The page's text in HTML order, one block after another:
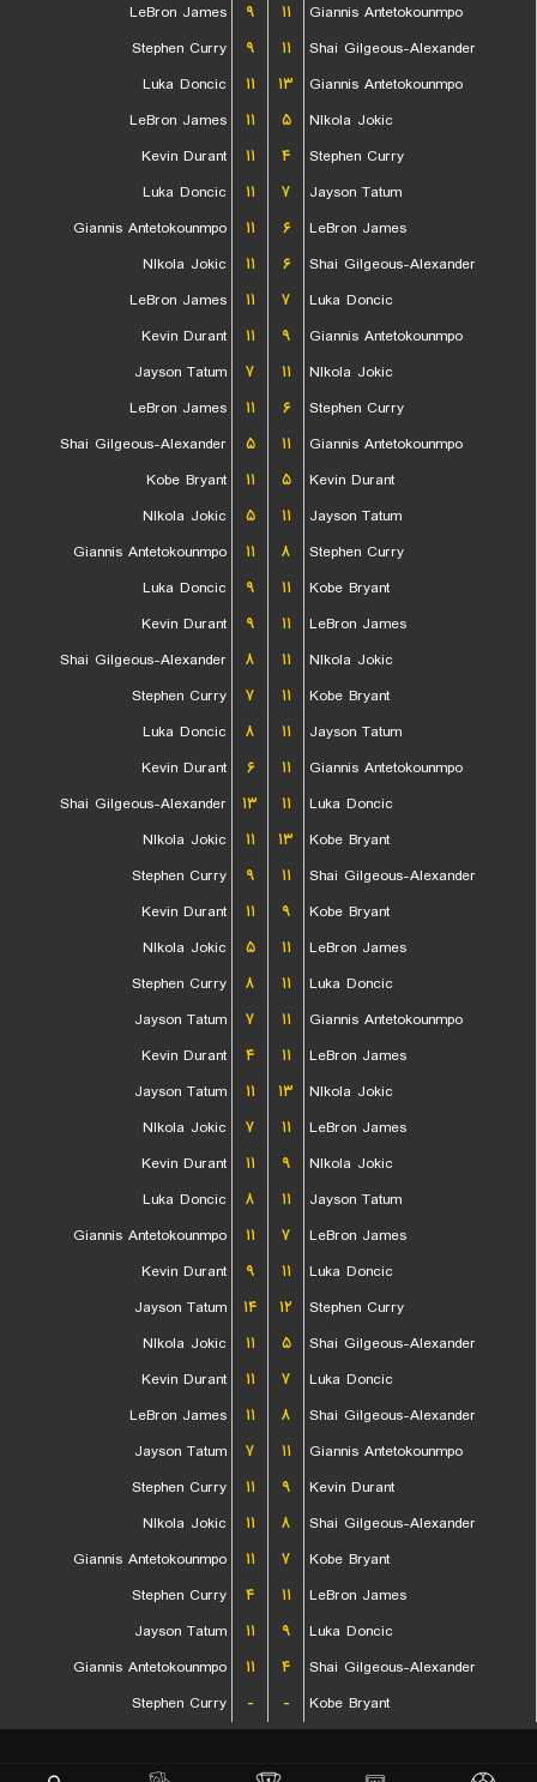
LeBron James
۹ ۱۱
Giannis Antetokounmpo
Stephen Curry
۹ ۱۱
Shai Gilgeous-Alexander
Luka Doncic
۱۱ ۱۳
Giannis Antetokounmpo
LeBron James
۱۱ ۵
NIkola Jokic
Kevin Durant
۱۱ ۴
Stephen Curry
Luka Doncic
۱۱ ۷
Jayson Tatum
Giannis Antetokounmpo
۱۱ ۶
LeBron James
NIkola Jokic
۱۱ ۶
Shai Gilgeous-Alexander
LeBron James
۱۱ ۷
Luka Doncic
Kevin Durant
۱۱ ۹
Giannis Antetokounmpo
Jayson Tatum
۷ ۱۱
NIkola Jokic
LeBron James
۱۱ ۶
Stephen Curry
Shai Gilgeous-Alexander
۵ ۱۱
Giannis Antetokounmpo
Kobe Bryant
۱۱ ۵
Kevin Durant
NIkola Jokic
۵ ۱۱
Jayson Tatum
Giannis Antetokounmpo
۱۱ ۸
Stephen Curry
Luka Doncic
۹ ۱۱
Kobe Bryant
Kevin Durant
۹ ۱۱
LeBron James
Shai Gilgeous-Alexander
۸ ۱۱
NIkola Jokic
Stephen Curry
۷ ۱۱
Kobe Bryant
Luka Doncic
۸ ۱۱
Jayson Tatum
Kevin Durant
۶ ۱۱
Giannis Antetokounmpo
Shai Gilgeous-Alexander
۱۳ ۱۱
Luka Doncic
NIkola Jokic
۱۱ ۱۳
Kobe Bryant
Stephen Curry
۹ ۱۱
Shai Gilgeous-Alexander
Kevin Durant
۱۱ ۹
Kobe Bryant
NIkola Jokic
۵ ۱۱
LeBron James
Stephen Curry
۸ ۱۱
Luka Doncic
Jayson Tatum
۷ ۱۱
Giannis Antetokounmpo
Kevin Durant
۴ ۱۱
LeBron James
Jayson Tatum
۱۱ ۱۳
NIkola Jokic
NIkola Jokic
۷ ۱۱
LeBron James
Kevin Durant
۱۱ ۹
NIkola Jokic
Luka Doncic
۸ ۱۱
Jayson Tatum
Giannis Antetokounmpo
۱۱ ۷
LeBron James
Kevin Durant
۹ ۱۱
Luka Doncic
Jayson Tatum
۱۴ ۱۲
Stephen Curry
NIkola Jokic
۱۱ ۵
Shai Gilgeous-Alexander
Kevin Durant
۱۱ ۷
Luka Doncic
LeBron James
۱۱ ۸
Shai Gilgeous-Alexander
Jayson Tatum
۷ ۱۱
Giannis Antetokounmpo
Stephen Curry
۱۱ ۹
Kevin Durant
NIkola Jokic
۱۱ ۸
Shai Gilgeous-Alexander
Giannis Antetokounmpo
۱۱ ۷
Kobe Bryant
Stephen Curry
۴ ۱۱
LeBron James
Jayson Tatum
۱۱ ۹
Luka Doncic
Giannis Antetokounmpo
۱۱ ۴
Shai Gilgeous-Alexander
Stephen Curry
- - Kobe Bryant